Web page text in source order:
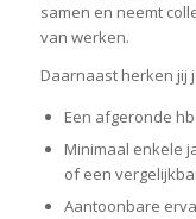
samen en neemt
van werken.
Daarnaast herken jij
Een afgeronde
Minimaal enkele
of een
Aantoonbare